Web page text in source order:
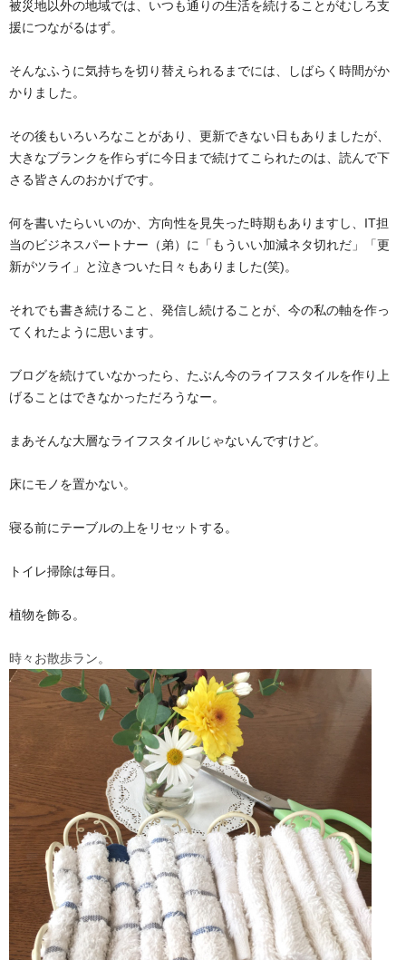
被災地以外の地域では、いつも通りの生活を続けることがむしろ支
援につながるはず。
そんなふうに気持ちを切り替えられるまでには、しばらく時間がか
かりました。
その後もいろいろなことがあり、更新できない日もありましたが、
大きなブランクを作らずに今日まで続けてこられたのは、読んで下
さる皆さんのおかげです。
何を書いたらいいのか、方向性を見失った時期もありますし、IT担
当のビジネスパートナー（弟）に「もういい加減ネタ切れだ」「更
新がツライ」と泣きついた日々もありました(笑)。
それでも書き続けること、発信し続けることが、今の私の軸を作っ
てくれたように思います。
ブログを続けていなかったら、たぶん今のライフスタイルを作り上
げることはできなかっただろうなー。
まあそんな大層なライフスタイルじゃないんですけど。
床にモノを置かない。
寝る前にテーブルの上をリセットする。
トイレ掃除は毎日。
植物を飾る。
時々お散歩ラン。